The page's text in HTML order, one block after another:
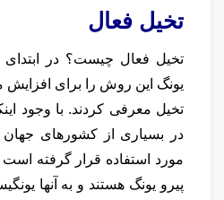
تخیل فعال
تخیل فعال چیست؟ در ابتدای
یونگ این روش را برای افزایش
تخیل معرفی کردند. با وجود
در بسیاری از کشورهای
مورد استفاده قرار گرفته است
پیرو یونگ هستند و به آنها